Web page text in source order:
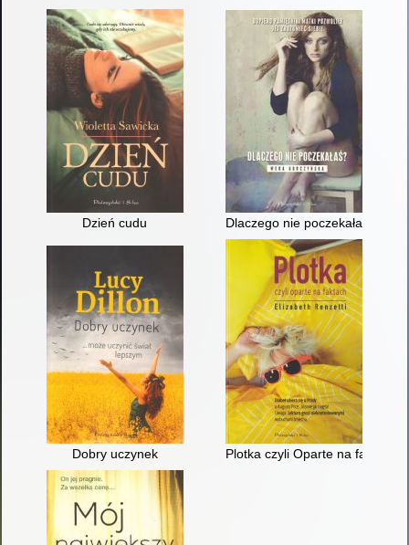
Dzień cudu Dlaczego nie poczekałaś?
Dobry uczynek Plotka czyli Oparte na faktach